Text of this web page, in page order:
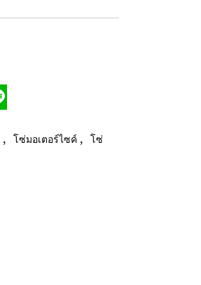
, โซ่มอเตอร์ไซค์ , โซ่